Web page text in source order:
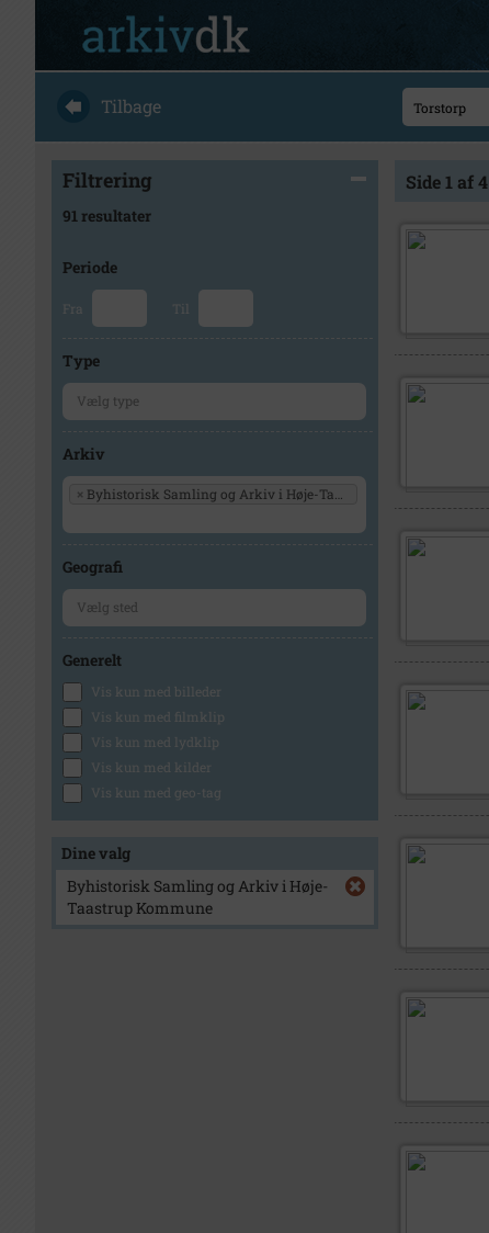
Tilbage
Filtrering
91 resultater
Periode
Fra Til
Type
Arkiv
× Byhistorisk Samling og Arkiv i Høje-Taastrup Kommune
Geografi
Generelt
Vis kun med billeder
Vis kun med filmklip
Vis kun med lydklip
Vis kun med kilder
Vis kun med geo-tag
Dine valg
Byhistorisk Samling og Arkiv i Høje-
Taastrup Kommune
Side 1 af 4